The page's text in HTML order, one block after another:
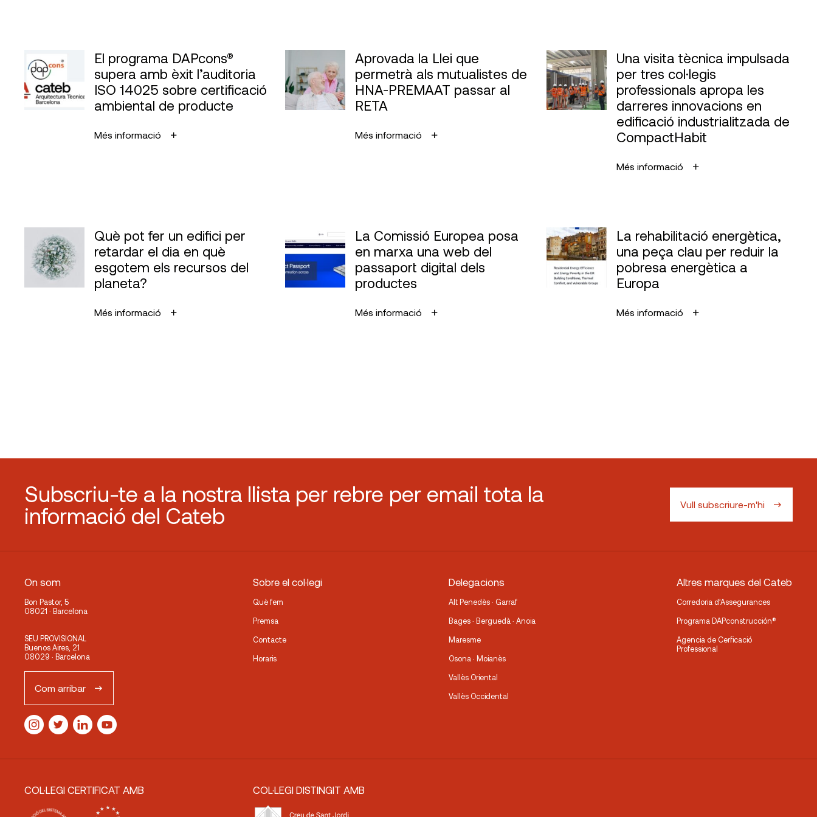
El programa DAPcons®
supera amb èxit l’auditoria
ISO 14025 sobre certificació
ambiental de producte
Més informació
Aprovada la Llei que
permetrà als mutualistes de
HNA-PREMAAT passar al
RETA
Més informació
Una visita tècnica impulsada
per tres col·legis
professionals apropa les
darreres innovacions en
edificació industrialitzada de
CompactHabit
Més informació
Què pot fer un edifici per
retardar el dia en què
esgotem els recursos del
planeta?
Més informació
La Comissió Europea posa
en marxa una web del
passaport digital dels
productes
Més informació
La rehabilitació energètica,
una peça clau per reduir la
pobresa energètica a
Europa
Més informació
Subscriu-te a la nostra llista per rebre per email tota la
informació del Cateb
Vull subscriure-m'hi
On som
Bon Pastor, 5
08021 · Barcelona
SEU PROVISIONAL
Buenos Aires, 21
08029 · Barcelona
Com arribar
Sobre el col·legi
Què fem
Premsa
Contacte
Horaris
Delegacions
Alt Penedès · Garraf
Bages · Berguedà · Anoia
Maresme
Osona · Moianès
Vallès Oriental
Vallès Occidental
Altres marques del Cateb
Corredoria d’Assegurances
Programa DAPconstrucción®
Agencia de Cerficació
Professional
COL·LEGI CERTIFICAT AMB COL·LEGI DISTINGIT AMB